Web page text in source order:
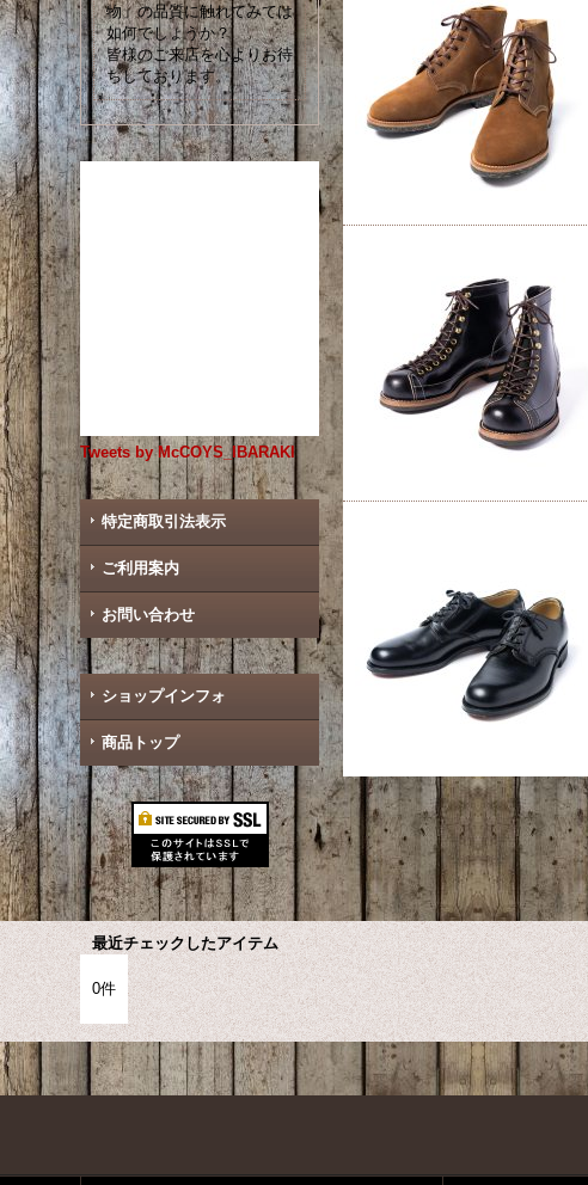
物」の品質に触れてみては
如何でしょうか？
皆様のご来店を心よりお待
ちしております。
Tweets by McCOYS_IBARAKI
特定商取引法表示
ご利用案内
お問い合わせ
ショップインフォ
商品トップ
最近チェックしたアイテム
0件